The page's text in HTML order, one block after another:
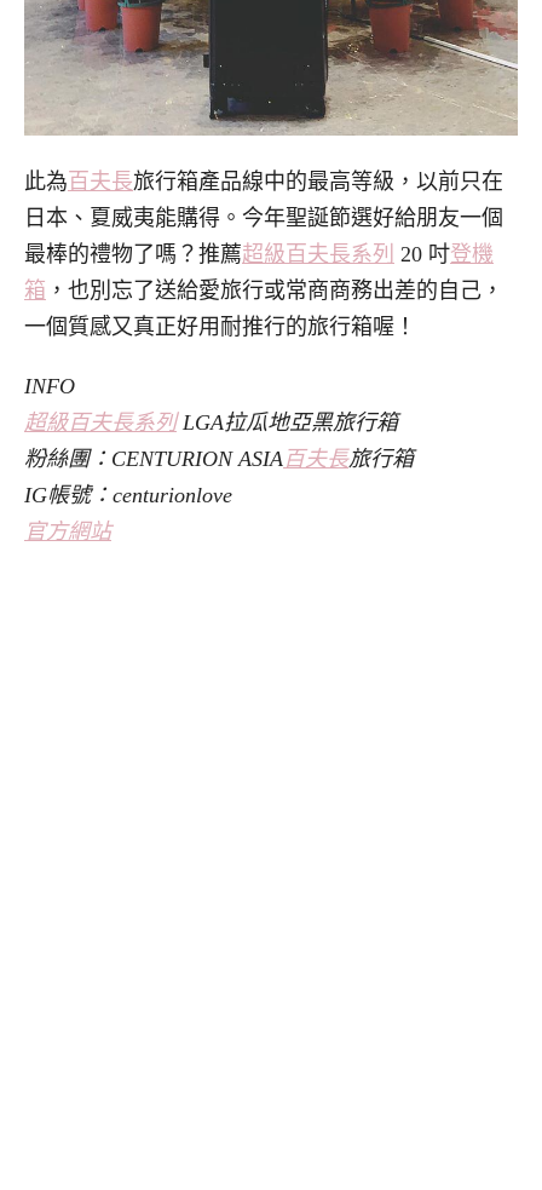
此為 百夫長旅行箱產品線中的最高等級，以前只在
日本、夏威夷能購得。今年聖誕節選好給朋友一個
最棒的禮物了嗎？推薦超級百夫長系列 20 吋登機
箱 ，也別忘了送給愛旅行或常商商務出差的自己，
一個質感又真正好用耐推行的旅行箱喔！
INFO
超級百夫長系列LGA拉瓜地亞黑旅行箱
粉絲團：CENTURION ASIA百夫長旅行箱
IG帳號：centurionlove
官方網站